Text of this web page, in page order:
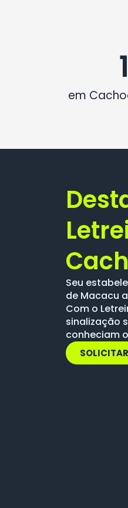
em
Seu
de Macacu
Com o
sinalização
conheciam